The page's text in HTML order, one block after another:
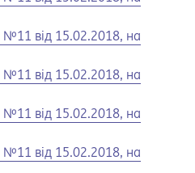
від 15.02.2018, на
від 15.02.2018, на
від 15.02.2018, на
від 15.02.2018, на